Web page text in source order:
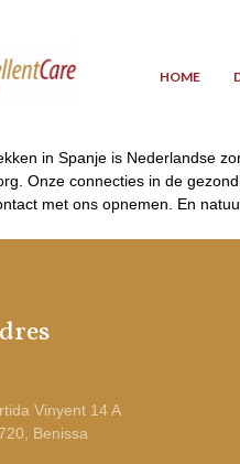
HOME
in Spanje is Nederlandse
Onze connecties in de
met ons opnemen. En
Vinyent 14 A
Benissa